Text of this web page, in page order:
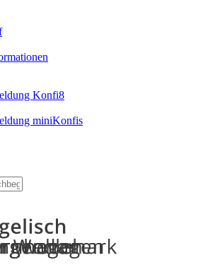
Konfi8
miniKonfis